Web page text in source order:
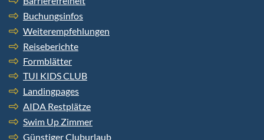
Buchungsinfos
Weiterempfehlungen
Reiseberichte
Formblätter
TUI KIDS CLUB
Landingpages
AIDA Restplätze
Swim Up Zimmer
Günstiger Cluburlaub